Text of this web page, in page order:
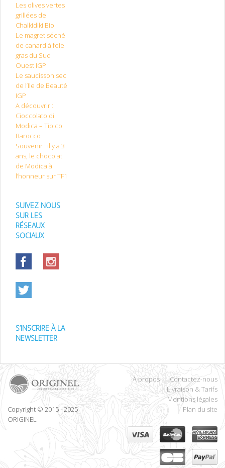
Les olives vertes
grillées de
Chalkidiki Bio
Le magret séché
de canard à foie
gras du Sud
Ouest IGP
Le saucisson sec
de l’Ile de Beauté
IGP
A découvrir :
Cioccolato di
Modica – Tipico
Barocco
Souvenir : il y a 3
ans, le chocolat
de Modica à
l’honneur sur TF1
SUIVEZ NOUS
SUR LES
RÉSEAUX
SOCIAUX
S’INSCRIRE À LA
NEWSLETTER
Copyright © 2015 - 2025
ORIGINEL
À propos
Contactez-nous
Livraison & Tarifs
Mentions légales
Plan du site